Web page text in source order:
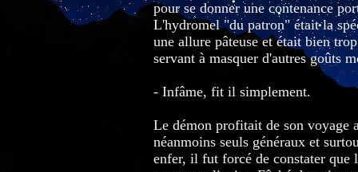
pour se donner une contenance
L'hydromel "du patron" était la
une allure pâteuse et était bien
servant à masquer d'autres goûts
- Infâme, fit il simplement.
Le démon profitait de son voyage
néanmoins seuls généraux et
enfer, il fut forcé de constater